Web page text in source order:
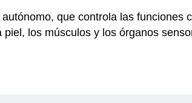
, que controla las funciones
los músculos y los órganos